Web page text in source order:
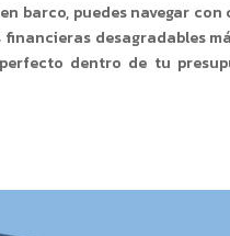
barco, puedes navegar
desagradables
dentro de tu